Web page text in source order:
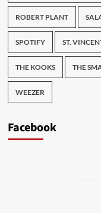
ROBERT PLANT
SPOTIFY ST.
THE KOOKS THE
WEEZER
Facebook